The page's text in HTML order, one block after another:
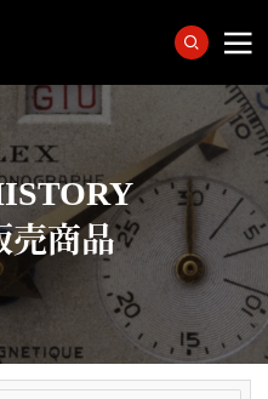
売商品